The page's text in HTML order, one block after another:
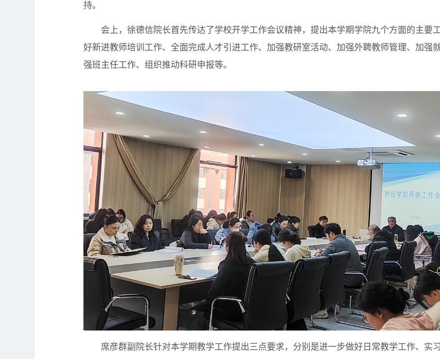
持。
会上，徐德信院长首先传达了学校开学工作会议精神，提出本学期学院九个方面的主要
好新进教师培训工作、全面完成人才引进工作、加强教研室活动、加强外聘教师管理、加强
强班主任工作、组织推动科研申报等。
席彦群副院长针对本学期教学工作提出三点要求，分别是进一步做好日常教学工作、实